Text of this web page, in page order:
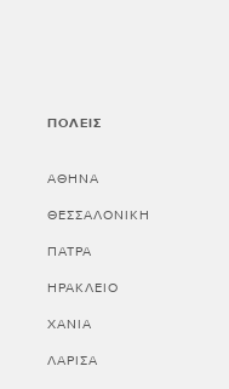
ΠΌΛΕΙΣ
ΑΘΗΝΑ
ΘΕΣΣΑΛΟΝΙΚΗ
ΠΑΤΡΑ
ΗΡΑΚΛΕΙΟ
ΧΑΝΙΑ
ΛΑΡΙΣΑ